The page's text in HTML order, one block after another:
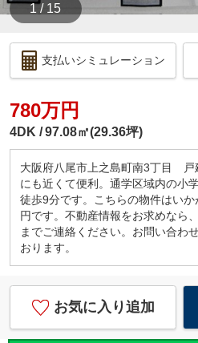
1 / 15
支払いシミュレーション
780万円
4DK 97.08㎡(29.36坪)
大阪府八尾市上之島町南3丁目 戸
にも近くて便利。通学区域内の小
徒歩9分です。こちらの物件はい
円です。不動産情報をお求めなら
までご連絡ください。お問い合わ
おります。
お気に入り追加